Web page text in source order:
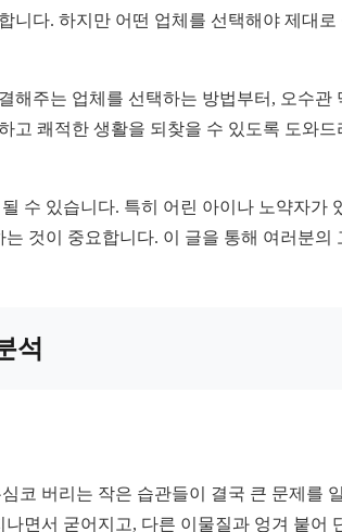
다. 하지만 어떤 업체를 선택해야 제대
주는 업체를 선택하는 방법부터, 오수
고 쾌적한 생활을 되찾을 수 있도록 도와
수 있습니다. 특히 어린 아이나 노약자
것이 중요합니다. 이 글을 통해 여러분
석
코 버리는 작은 습관들이 결국 큰 문제를
면서 굳어지고, 다른 이물질과 엉겨 붙어